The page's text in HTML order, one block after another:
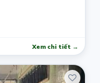
Xem chi tiết →